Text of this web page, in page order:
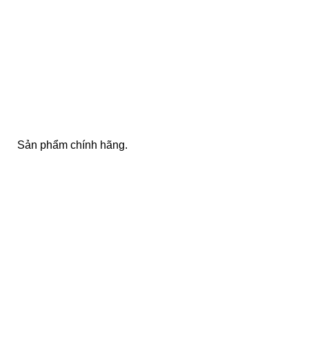
Sản phẩm chính hãng.